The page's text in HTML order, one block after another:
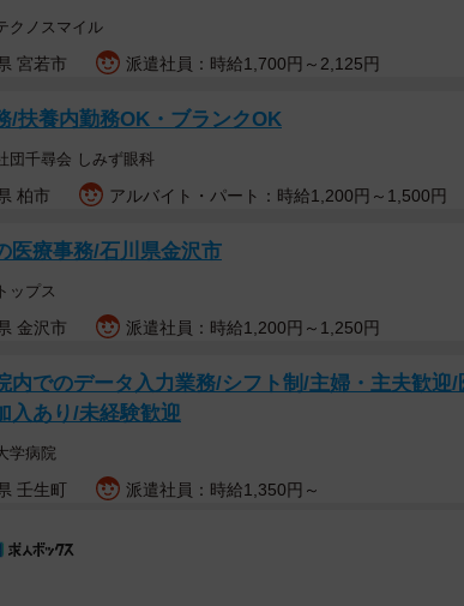
クノスマイル
宮若市 派遣社員：時給1,700円～2,125円
/扶養内勤務OK・ブランクOK
団千尋会 しみず眼科
柏市 アルバイト・パート：時給1,200円～1,500円
医療事務/石川県金沢市
ップス
金沢市 派遣社員：時給1,200円～1,250円
内でのデータ入力業務/シフト制/主婦・主夫歓迎
入あり/未経験歓迎
学病院
壬生町 派遣社員：時給1,350円～